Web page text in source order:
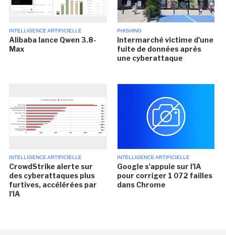
INTELLIGENCE ARTIFICIELLE
Alibaba lance Qwen 3.8-
Max
PHISHING
Intermarché victime d'une
fuite de données après
une cyberattaque
INTELLIGENCE ARTIFICIELLE
CrowdStrike alerte sur
des cyberattaques plus
furtives, accélérées par
l'IA
INTELLIGENCE ARTIFICIELLE
Google s'appuie sur l'IA
pour corriger 1 072 failles
dans Chrome